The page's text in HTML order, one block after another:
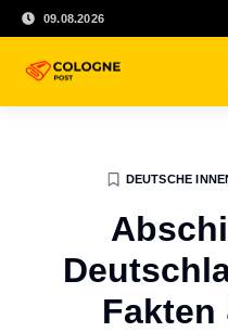
09.08.2026
DEUTSCHE
Fakten